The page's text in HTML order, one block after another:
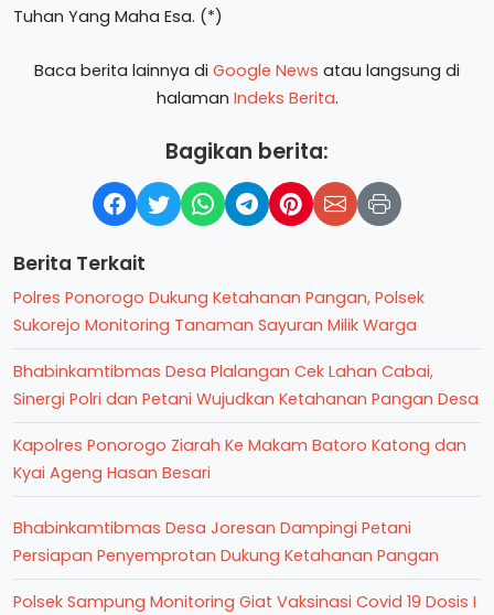
Tuhan Yang Maha Esa. (*)
Baca berita lainnya di Google News atau langsung di
halaman Indeks Berita.
Bagikan berita:
Berita Terkait
Polres Ponorogo Dukung Ketahanan Pangan, Polsek
Sukorejo Monitoring Tanaman Sayuran Milik Warga
Bhabinkamtibmas Desa Plalangan Cek Lahan Cabai,
Sinergi Polri dan Petani Wujudkan Ketahanan Pangan Desa
Kapolres Ponorogo Ziarah Ke Makam Batoro Katong dan
Kyai Ageng Hasan Besari
Bhabinkamtibmas Desa Joresan Dampingi Petani
Persiapan Penyemprotan Dukung Ketahanan Pangan
Polsek Sampung Monitoring Giat Vaksinasi Covid 19 Dosis I